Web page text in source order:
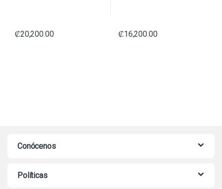
₡20,200.00 ₡16,200.00
Conócenos
Políticas